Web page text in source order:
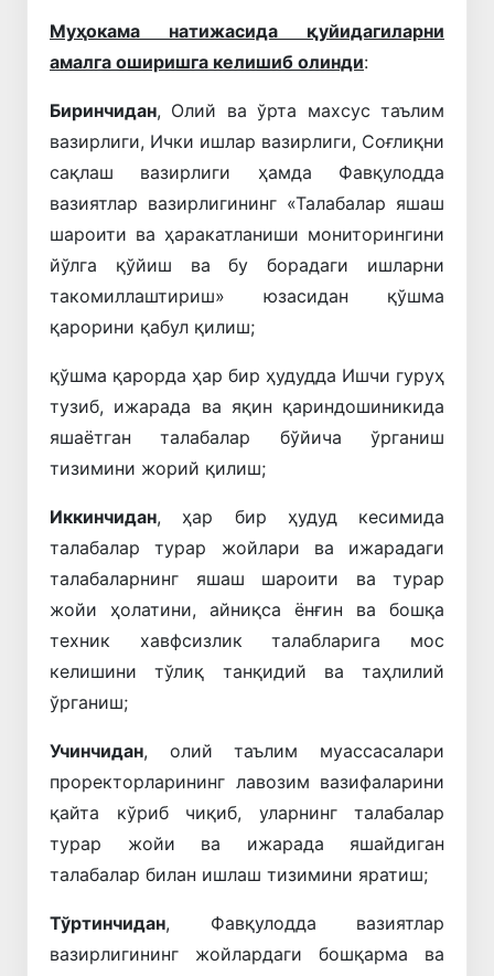
Муҳокама натижасида қуйидагиларни
амалга оширишга келишиб олинди:
Биринчидан, Олий ва ўрта махсус таълим
вазирлиги, Ички ишлар вазирлиги, Соғлиқни
сақлаш вазирлиги ҳамда Фавқулодда
вазиятлар вазирлигининг «Талабалар яшаш
шароити ва ҳаракатланиши мониторингини
йўлга қўйиш ва бу борадаги ишларни
такомиллаштириш» юзасидан қўшма
қарорини қабул қилиш;
қўшма қарорда ҳар бир ҳудудда Ишчи гуруҳ
тузиб, ижарада ва яқин қариндошиникида
яшаётган талабалар бўйича ўрганиш
тизимини жорий қилиш;
Иккинчидан, ҳар бир ҳудуд кесимида
талабалар турар жойлари ва ижарадаги
талабаларнинг яшаш шароити ва турар
жойи ҳолатини, айниқса ёнғин ва бошқа
техник хавфсизлик талабларига мос
келишини тўлиқ танқидий ва таҳлилий
ўрганиш;
Учинчидан, олий таълим муассасалари
проректорларининг лавозим вазифаларини
қайта кўриб чиқиб, уларнинг талабалар
турар жойи ва ижарада яшайдиган
талабалар билан ишлаш тизимини яратиш;
Тўртинчидан, Фавқулодда вазиятлар
вазирлигининг жойлардаги бошқарма ва